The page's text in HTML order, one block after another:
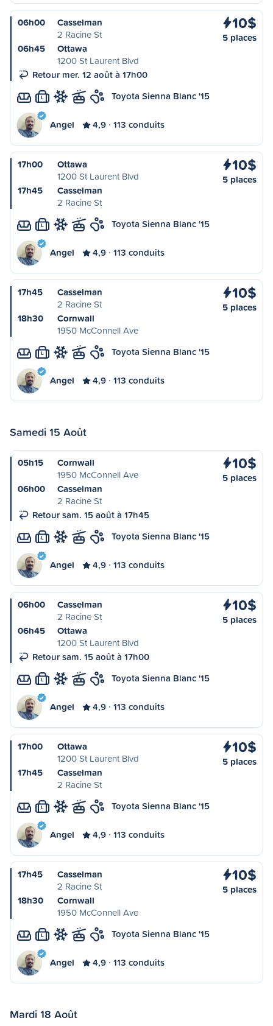
06h00
Casselman
2 Racine St
06h45
Ottawa
1200 St Laurent Blvd
Retour mer. 12 août à 17h00
10$
5 places
L Toyota Sienna Blanc '15
Angel 4,9 113 conduits
17h00
Ottawa
1200 St Laurent Blvd
17h45
Casselman
2 Racine St
10$
5 places
L Toyota Sienna Blanc '15
Angel 4,9 113 conduits
17h45
Casselman
2 Racine St
18h30
Cornwall
1950 McConnell Ave
10$
5 places
L Toyota Sienna Blanc '15
Angel 4,9 113 conduits
Samedi 15 Août
05h15
Cornwall
1950 McConnell Ave
06h00
Casselman
2 Racine St
Retour sam. 15 août à 17h45
10$
5 places
L Toyota Sienna Blanc '15
Angel 4,9 113 conduits
06h00
Casselman
2 Racine St
06h45
Ottawa
1200 St Laurent Blvd
Retour sam. 15 août à 17h00
10$
5 places
L Toyota Sienna Blanc '15
Angel 4,9 113 conduits
17h00
Ottawa
1200 St Laurent Blvd
17h45
Casselman
2 Racine St
10$
5 places
L Toyota Sienna Blanc '15
Angel 4,9 113 conduits
17h45
Casselman
2 Racine St
18h30
Cornwall
1950 McConnell Ave
10$
5 places
L Toyota Sienna Blanc '15
Angel 4,9 113 conduits
Mardi 18 Août